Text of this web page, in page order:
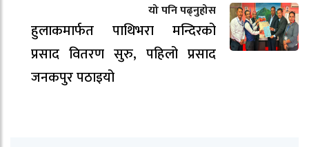
यो पनि पढ्नुहोस
हुलाकमार्फत पाथिभरा मन्दिरको
प्रसाद वितरण सुरु, पहिलो प्रसाद
जनकपुर पठाइयो